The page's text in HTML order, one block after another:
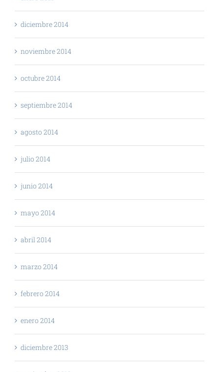
diciembre 2014
noviembre 2014
octubre 2014
septiembre 2014
agosto 2014
julio 2014
junio 2014
mayo 2014
abril 2014
marzo 2014
febrero 2014
enero 2014
diciembre 2013